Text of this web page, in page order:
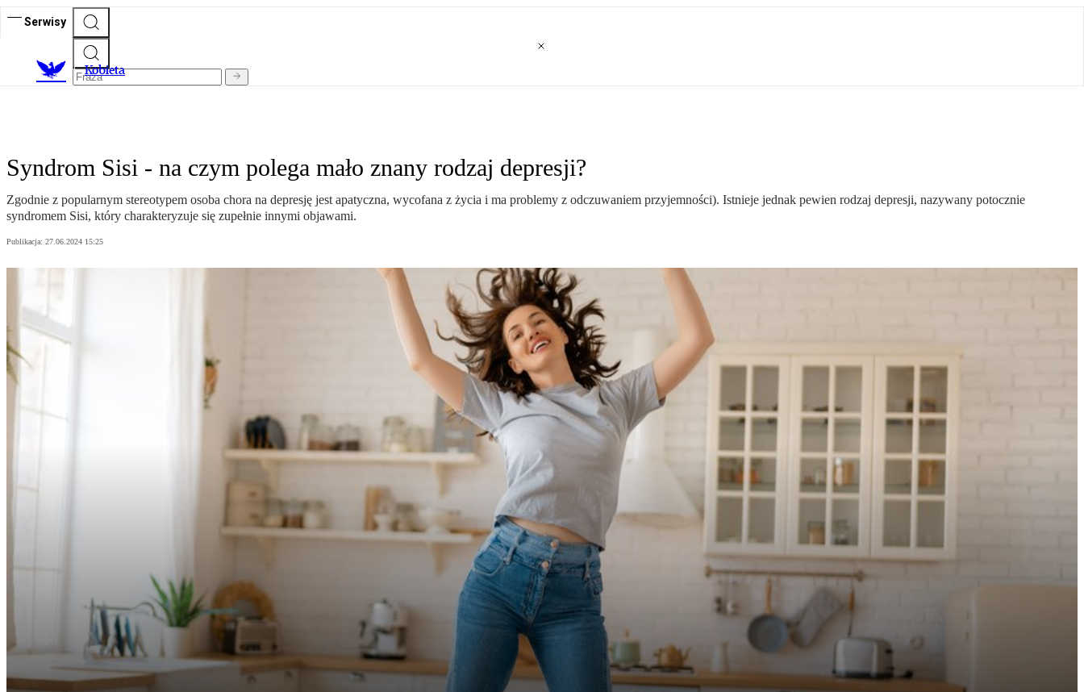
Serwisy
Kobieta
Syndrom Sisi - na czym polega mało znany rodzaj depresji?
Zgodnie z popularnym stereotypem osoba chora na depresję jest apatyczna, wycofana z życia i ma problemy z odczuwaniem przyjemności). Istnieje jednak pewien rodzaj depresji, nazywany potocznie
syndromem Sisi, który charakteryzuje się zupełnie innymi objawami.
Publikacja: 27.06.2024 15:25